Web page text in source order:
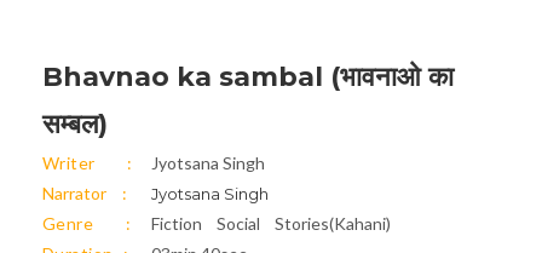
Bhavnao ka sambal (भावनाओ का
सम्बल)
Writer
Jyotsana Singh
Narrator
Jyotsana Singh
Genre Fiction Social
Stories(Kahani)